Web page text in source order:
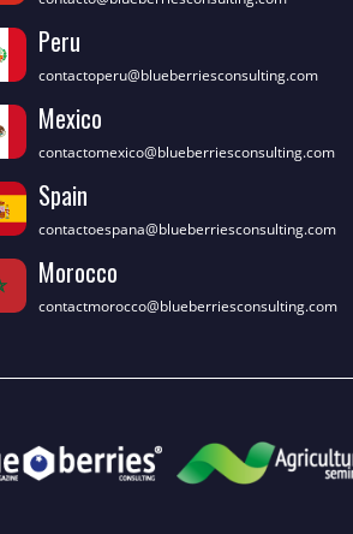
Peru
contactoperu@blueberriesconsulting.com
Mexico
contactomexico@blueberriesconsulting.com
Spain
contactoespana@blueberriesconsulting.com
Morocco
contactmorocco@blueberriesconsulting.com